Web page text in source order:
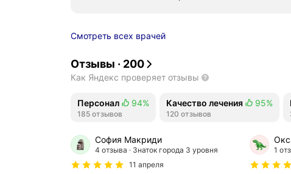
Смотреть всех врачей
Отзывы · 200
Как Яндекс проверяет отзывы
Персонал
Положительных отзывов
94%
185 отзывов
Качество лечения
Положительных отзывов
95%
120 отзывов
София Макриди
4 отзыва
Знаток города 3 уровня
11 апреля
1